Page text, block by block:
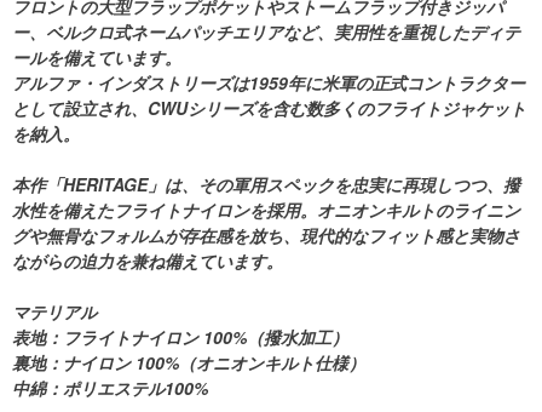
フロントの大型フラップポケットやストームフラップ付きジッパ
ー、ベルクロ式ネームパッチエリアなど、実用性を重視したディテ
ールを備えています。
アルファ・インダストリーズは1959年に米軍の正式コントラクター
として設立され、CWUシリーズを含む数多くのフライトジャケット
を納入。
本作「HERITAGE」は、その軍用スペックを忠実に再現しつつ、撥
水性を備えたフライトナイロンを採用。オニオンキルトのライニン
グや無骨なフォルムが存在感を放ち、現代的なフィット感と実物さ
ながらの迫力を兼ね備えています。
マテリアル
表地：フライトナイロン 100%（撥水加工）
裏地：ナイロン 100%（オニオンキルト仕様）
中綿：ポリエステル100%